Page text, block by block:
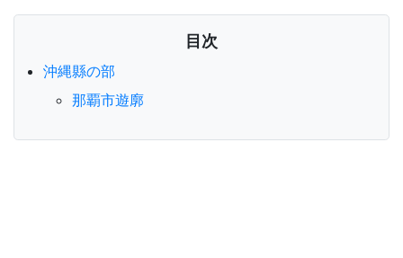
目次
沖縄縣の部
那覇市遊廓